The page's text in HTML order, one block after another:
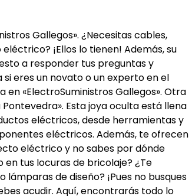
Gallegos». ¿Necesitas cables,
¡Ellos lo tienen! Además, su
a responder tus preguntas y
eres un novato o un experto en el
«ElectroSuministros Gallegos». Otra
Esta joya oculta está llena
eléctricos, desde herramientas y
eléctricos. Además, te ofrecen
eléctrico y no sabes por dónde
en tus locuras de bricolaje? ¿Te
de diseño? ¡Pues no busques
acudir. Aquí, encontrarás todo lo